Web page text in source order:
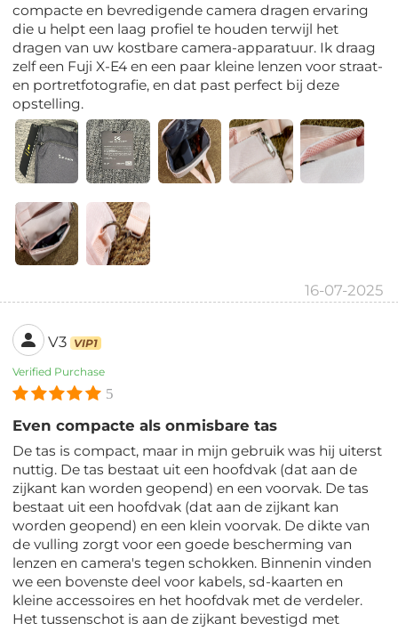
compacte en bevredigende camera dragen ervaring
die u helpt een laag profiel te houden terwijl het
dragen van uw kostbare camera-apparatuur. Ik draag
zelf een Fuji X-E4 en een paar kleine lenzen voor straat-
en portretfotografie, en dat past perfect bij deze
opstelling.
16-07-2025
V3 VIP1
Verified Purchase
5
Even compacte als onmisbare tas
De tas is compact, maar in mijn gebruik was hij uiterst
nuttig. De tas bestaat uit een hoofdvak (dat aan de
zijkant kan worden geopend) en een voorvak. De tas
bestaat uit een hoofdvak (dat aan de zijkant kan
worden geopend) en een klein voorvak. De dikte van
de vulling zorgt voor een goede bescherming van
lenzen en camera's tegen schokken. Binnenin vinden
we een bovenste deel voor kabels, sd-kaarten en
kleine accessoires en het hoofdvak met de verdeler.
Het tussenschot is aan de zijkant bevestigd met